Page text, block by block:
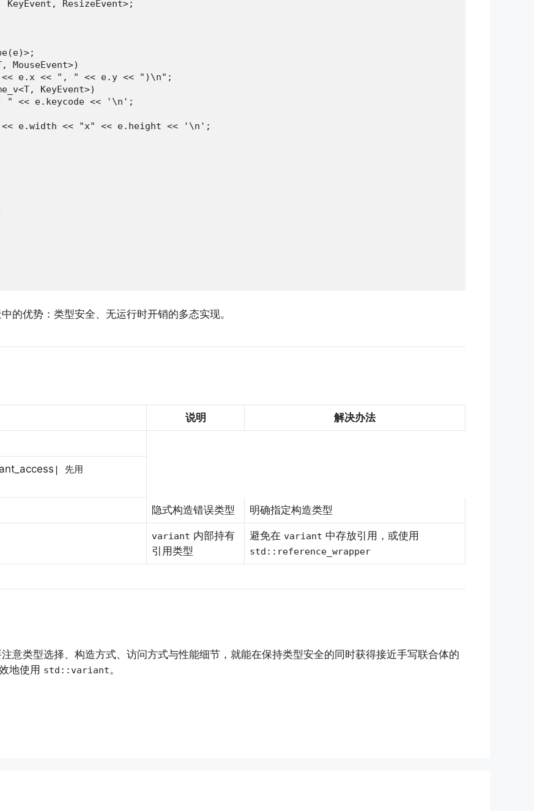
ResizeEvent>;
MouseEvent>)
e.x << ", " << e.y << ")\n";
KeyEvent>)
" << e.keycode << '\n';
e.width << "x" << e.height << '\n';
的优势：类型安全、无运行时开销的多态实现。
说明 解决办法
| 先用
隐式构造错误类型 明确指定构造类型
variant 内部持有
引用类型
避免在 variant 中存放引用，或使用
std::reference_wrapper
意类型选择、构造方式、访问方式与性能细节，就能在保持类型安全的同时获得接近手写联合体的
地使用 std::variant。